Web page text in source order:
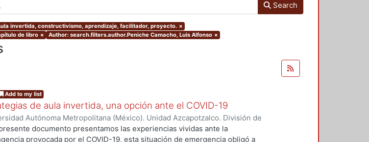
Search
invertida, constructivismo, aprendizaje, facilitador, proyecto. ×
de libro × Author: search.filters.author.Peniche Camacho, Luis Alfonso ×
Add to my list
de aula invertida, una opción ante el COVID-19
Autónoma Metropolitana (México). Unidad Azcapotzalco. División de
y Artes para el Diseño.,2022)Marín Álvarez, Marco Antonio; Peniche
Luis Alfonso;Angulo Álvarez, Carlos
documento presentamos las experiencias vividas ante la
provocada por el COVID-19, esta situación de emergencia obligó a